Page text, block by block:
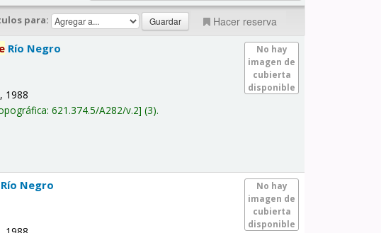
para: Hacer reserva
No hay
imagen de
cubierta
disponible
Río Negro
, 1988
621.374.5/A282/v.2 (3).
No hay
imagen de
cubierta
disponible
Río Negro